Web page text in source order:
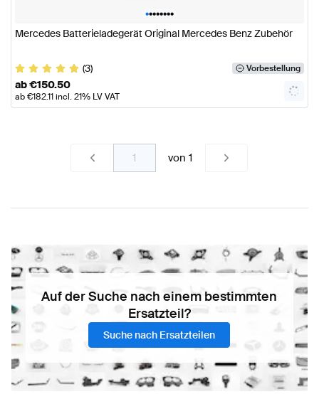
••••••••
Mercedes Batterieladegerät Original Mercedes Benz Zubehör
(3) Vorbestellung
ab€150.50
ab€182.11incl. 21% LV VAT
von1
Auf der Suche nach einem bestimmten
Ersatzteil?
Suche nach Ersatzteilen